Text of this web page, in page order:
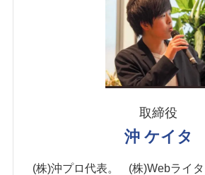
取締役
沖 ケイタ
(株)沖プロ代表。 (株)Webライタ